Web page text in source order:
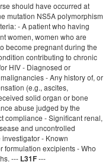
should have occurred at
mutation NS5A polymorphism
- A patient who having
women, women who are
become pregnant during the
contributing to chronic
HIV - Diagnosed or
- Any history of, or
(e.g., ascites,
solid organ or bone
abuse judged by the
compliance - Significant renal,
and uncontrolled
- Known
formulation excipients - Who
--- L31F---